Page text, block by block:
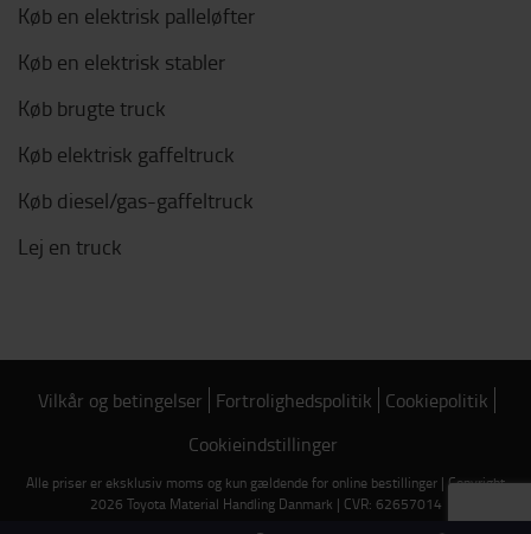
Køb en elektrisk palleløfter
Køb en elektrisk stabler
Køb brugte truck
Køb elektrisk gaffeltruck
Køb diesel/gas-gaffeltruck
Lej en truck
Vilkår og betingelser Fortrolighedspolitik Cookiepolitik
Cookieindstillinger
Alle priser er eksklusiv moms og kun gældende for online bestillinger | Copyright
2026 Toyota Material Handling Danmark | CVR: 62657014